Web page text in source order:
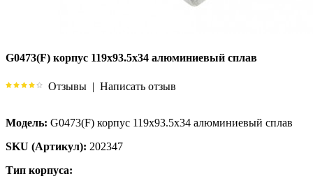
G0473(F) корпус 119x93.5x34 алюминиевый сплав
Отзывы | Написать отзыв
Модель: G0473(F) корпус 119x93.5x34 алюминиевый сплав
SKU (Артикул): 202347
Тип корпуса: